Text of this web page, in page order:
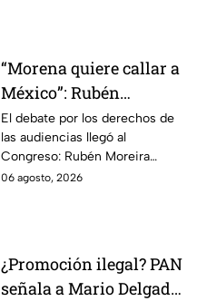
“Morena quiere callar a
México”: Rubén
Moreira pide frenar
discusión de
lineamientos de
audiencias hasta
El debate por los derechos de
las audiencias llegó al
Congreso: Rubén Moreira
reclama una consulta con
06 agosto, 2026
¿Promoción ilegal? PAN
señala a Mario Delgado